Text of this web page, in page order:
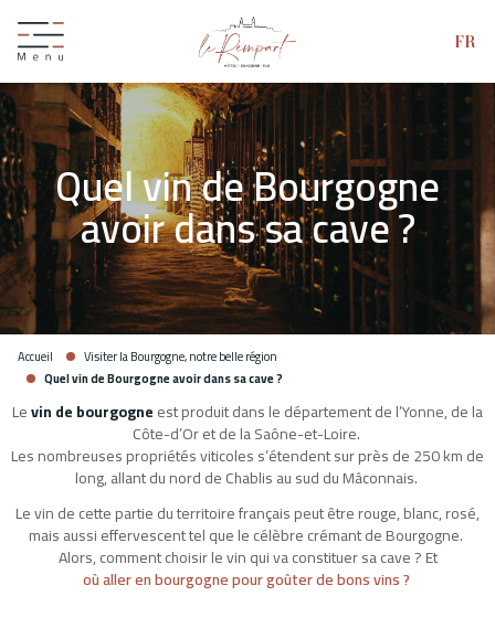
FR
Coffrets cadeaux
Accueil
Quel vin de Bourgogne
avoir dans sa cave ?
Accueil
Visiter la Bourgogne, notre belle région
Quel vin de Bourgogne avoir dans sa cave ?
Levin de bourgogneest produit dans le département de l’Yonne, de la
Côte-d’Or et de la Saône-et-Loire.
Les nombreuses propriétés viticoles s’étendent sur près de 250 km de
long, allant du nord de Chablis au sud du Mâconnais.
Le vin de cette partie du territoire français peut être rouge, blanc, rosé,
mais aussi effervescent tel que le célèbre crémant de Bourgogne.
Alors, comment choisir le vin qui va constituer sa cave ? Et
où aller en bourgogne pour goûter de bons vins ?